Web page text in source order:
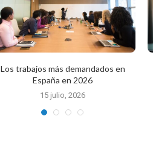
Los trabajos más demandados en
España en 2026
15 julio, 2026